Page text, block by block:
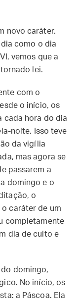
novo caráter.
como o dia
vemos que a
lei.
com o
o início, os
cada hora do dia
noite. Isso teve
da vigília
mas agora se
passarem a
domingo e o
o
caráter de um
completamente
dia de culto e
domingo,
No início, os
a Páscoa. Ela